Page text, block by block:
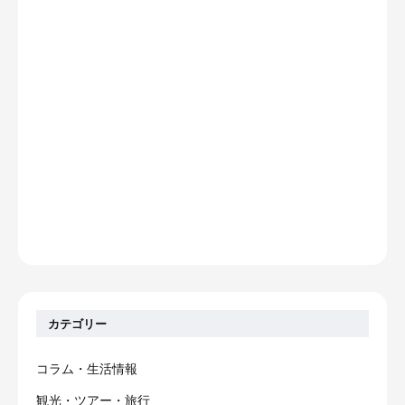
カテゴリー
コラム・生活情報
観光・ツアー・旅行